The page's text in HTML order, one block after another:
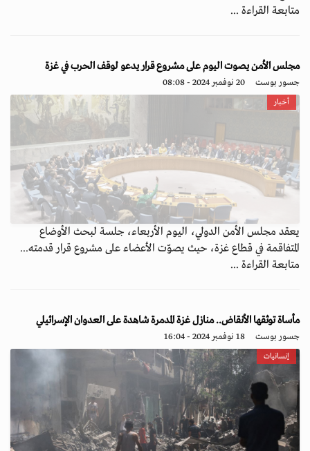
متابعة القراءة ...
مجلس الأمن يصوت اليوم على مشروع قرار يدعو لوقف الحرب في غزة
جسور بوست 20 نوفمبر 2024 - 08:08
أخبار
يعقد مجلس الأمن الدولي، اليوم الأربعاء، جلسة لبحث الأوضاع
المتفاقمة في قطاع غزة، حيث يصوّت الأعضاء على مشروع قرار قدمته...
متابعة القراءة ...
مأساة توثقها الأنقاض.. منازل غزة المدمرة شاهدة على العدوان الإسرائيلي
جسور بوست 18 نوفمبر 2024 - 16:04
إنسانيات